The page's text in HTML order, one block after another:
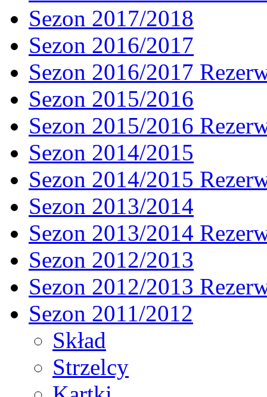
Sezon 2017/2018
Sezon 2016/2017
Sezon 2016/2017
Sezon 2015/2016
Sezon 2015/2016
Sezon 2014/2015
Sezon 2014/2015
Sezon 2013/2014
Sezon 2013/2014
Sezon 2012/2013
Sezon 2012/2013
Sezon 2011/2012
Skład
Strzelcy